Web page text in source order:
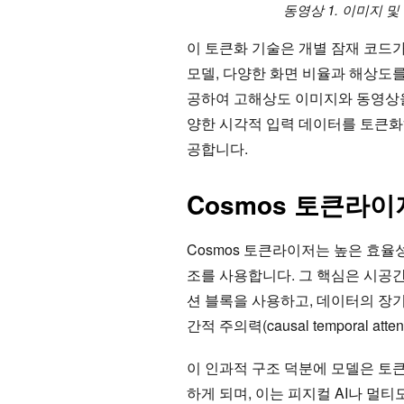
동영상 1. 이미지
이 토큰화 기술은 개별 잠재 코드
모델, 다양한 화면 비율과 해상도
공하여 고해상도 이미지와 동영
양한 시각적 입력 데이터를 토큰
공합니다.
Cosmos 토큰라
Cosmos 토큰라이저는 높은 효율
조를 사용합니다. 그 핵심은 시공
션 블록을 사용하고, 데이터의 장
간적 주의력(causal temporal
이 인과적 구조 덕분에 모델은 토
하게 되며, 이는 피지컬 AI나 멀티